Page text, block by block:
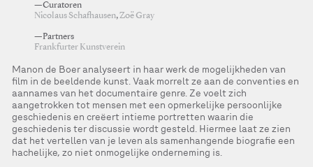
—Curatoren
Nicolaus Schafhausen,Zoë Gray
—Partners
Frankfurter Kunstverein
Manon de Boer analyseert in haar werk de mogelijkheden van
film in de beeldende kunst. Vaak morrelt ze aan de conventies en
aannames van het documentaire genre. Ze voelt zich
aangetrokken tot mensen met een opmerkelijke persoonlijke
geschiedenis en creëert intieme portretten waarin die
geschiedenis ter discussie wordt gesteld. Hiermee laat ze zien
dat het vertellen van je leven als samenhangende biografie een
hachelijke, zo niet onmogelijke onderneming is.